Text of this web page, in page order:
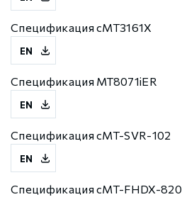
Спецификация cMT3161X
EN
Спецификация MT8071iER
EN
Спецификация cMT-SVR-102
EN
Спецификация cMT-FHDX-820